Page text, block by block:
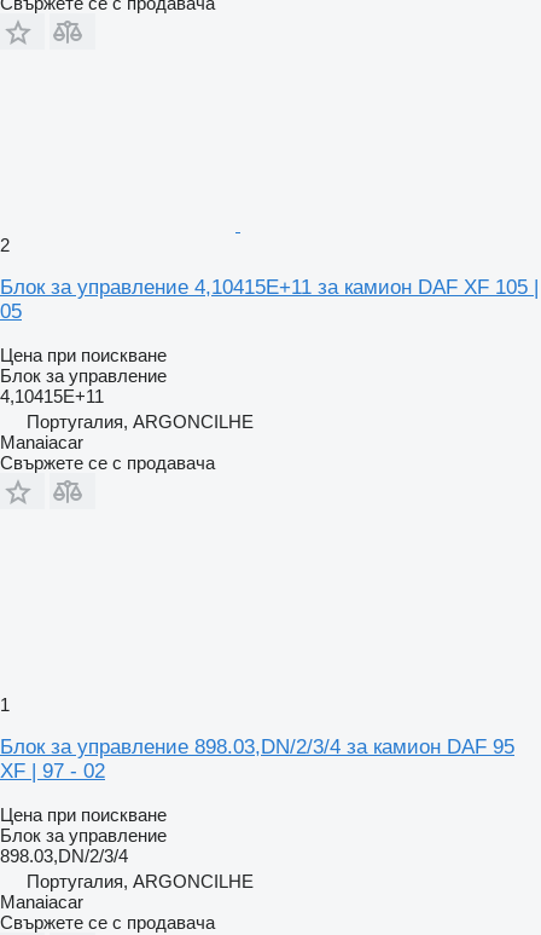
2
Блок за управление 4,10415E+11 за камион DAF XF 105 |
05
Цена при поискване
Блок за управление
4,10415E+11
Португалия, ARGONCILHE
Manaiacar
Свържете се с продавача
1
Блок за управление 898.03,DN/2/3/4 за камион DAF 95
XF | 97 - 02
Цена при поискване
Блок за управление
898.03,DN/2/3/4
Португалия, ARGONCILHE
Manaiacar
Свържете се с продавача